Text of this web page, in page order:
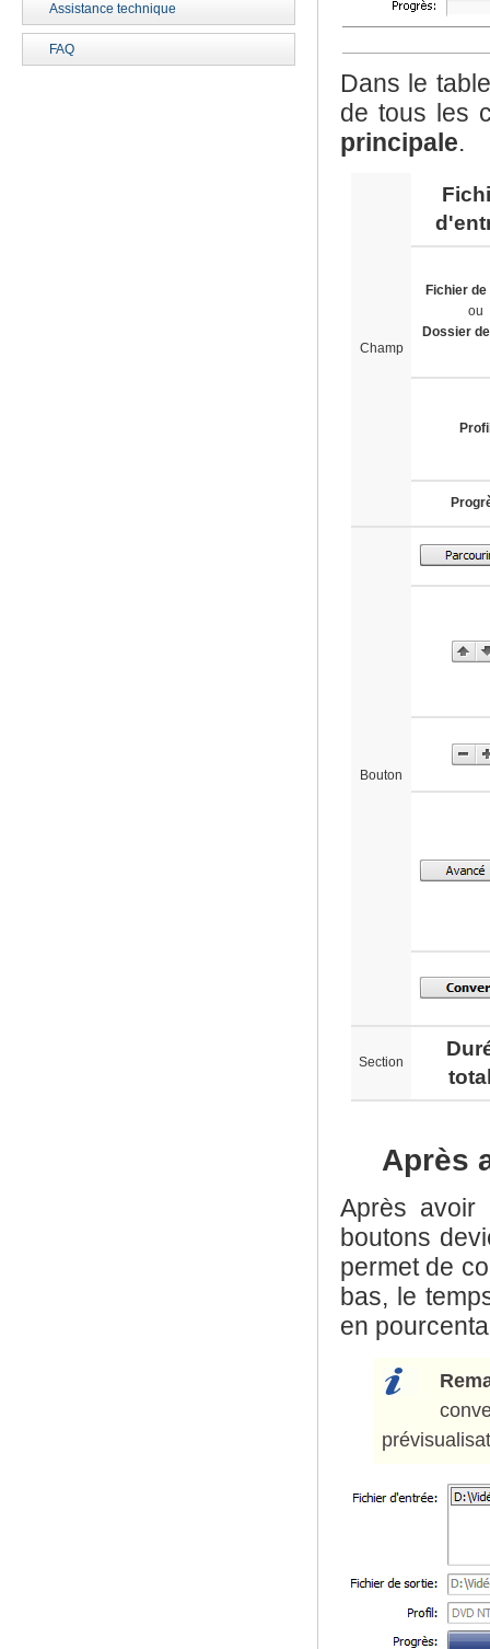
Dans le
de tous les
principale.
Champ
Fichier
ou
Dossier
Bouton
Section
Après
Après
boutons
permet de
bas, le
en
Assistance technique
FAQ